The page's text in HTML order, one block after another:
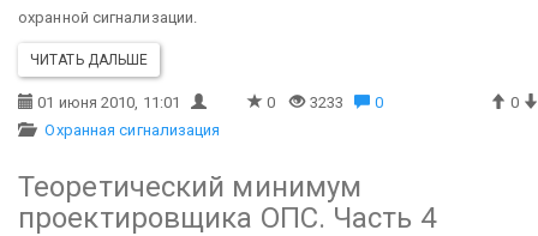
охранной сигнализации.
ЧИТАТЬ ДАЛЬШЕ
01 июня 2010, 11:01 0 3233 0
0
Охранная сигнализация
Теоретический минимум
проектировщика ОПС. Часть 4